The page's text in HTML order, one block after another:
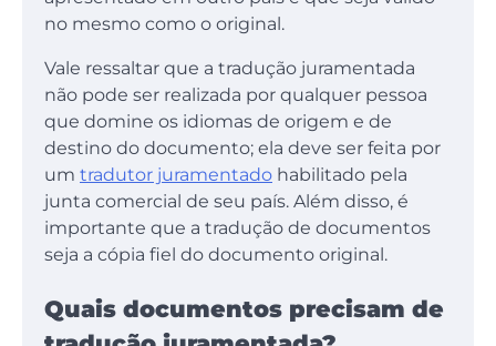
no mesmo como o original.
Vale ressaltar que a tradução juramentada
não pode ser realizada por qualquer pessoa
que domine os idiomas de origem e de
destino do documento; ela deve ser feita por
um tradutor juramentado habilitado pela
junta comercial de seu país. Além disso, é
importante que a tradução de documentos
seja a cópia fiel do documento original.
Quais documentos precisam de